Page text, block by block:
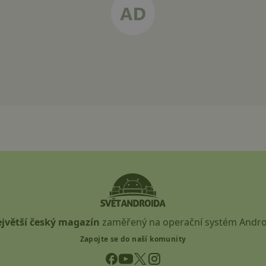
český magazín zaměřený na operační systém
Zapojte se do naší komunity